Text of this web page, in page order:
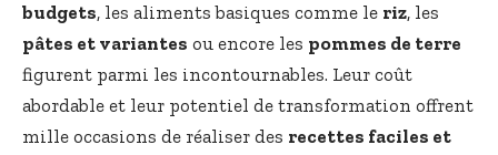
budgets, les aliments basiques comme le riz, les
pâtes et variantes ou encore les pommes de terre
figurent parmi les incontournables. Leur coût
abordable et leur potentiel de transformation offrent
mille occasions de réaliser des recettes faciles et